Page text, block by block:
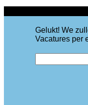
Gelukt! We
Vacatures per